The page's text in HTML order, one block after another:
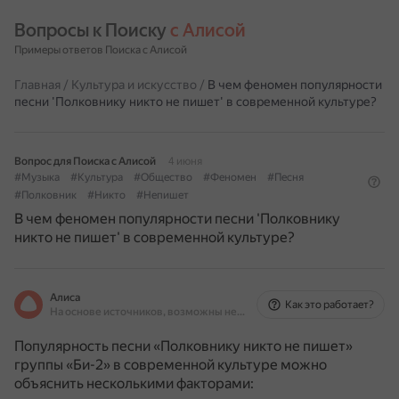
Вопросы к Поиску с Алисой
Примеры ответов Поиска с Алисой
Главная / Культура и искусство / В чем феномен популярности
песни 'Полковнику никто не пишет' в современной культуре?
Вопрос для Поиска с Алисой
4 июня
#Музыка
#Культура #Общество #Феномен
#Песня
#Полковник
#Никто #Непишет
В чем феномен популярности песни 'Полковнику
никто не пишет' в современной культуре?
Алиса
На основе источников, возможны неточности
Как это работает?
Популярность песни «Полковнику никто не пишет»
группы «Би-2» в современной культуре можно
объяснить несколькими факторами: